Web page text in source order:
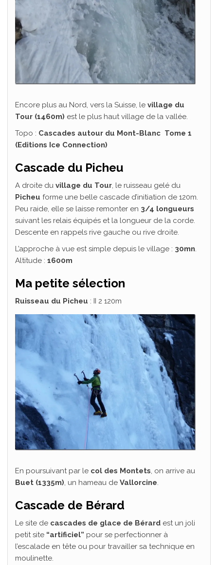
Encore plus au Nord, vers la Suisse, le village du
Tour (1460m) est le plus haut village de la vallée.
Topo : Cascades autour du Mont-Blanc Tome 1
(Editions Ice Connection)
Cascade du Picheu
A droite du village du Tour, le ruisseau gelé du
Picheu forme une belle cascade d’initiation de 120m.
Peu raide, elle se laisse remonter en 3/4 longueurs
suivant les relais équipés et la longueur de la corde.
Descente en rappels rive gauche ou rive droite.
L’approche à vue est simple depuis le village : 30mn.
Altitude : 1600m
Ma petite sélection
Ruisseau du Picheu : II 2 120m
En poursuivant par le col des Montets , on arrive au
Buet (1335m) , un hameau de Vallorcine
Cascade de Bérard
Le site de cascades de glace de Bérard est un joli
petit site “artificiel” pour se perfectionner à
l’escalade en tête ou pour travailler sa technique en
moulinette.